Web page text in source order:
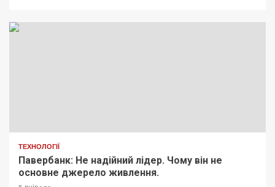
ТЕХНОЛОГІЇ
Павербанк: Не надійний лідер. Чому він не
основне джерело живлення.